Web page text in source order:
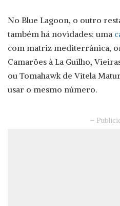
No Blue Lagoon, o outro
também há novidades: uma
com matriz mediterrânica,
Camarões à La Guilho,
ou Tomahawk de Vitela
usar o mesmo número.
–